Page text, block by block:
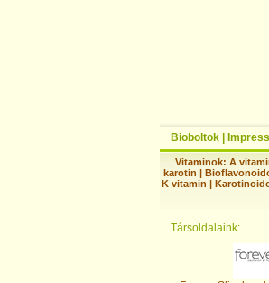
Bioboltok
Vitaminok: A
karotin |
K vitamin |
Társoldalaink: